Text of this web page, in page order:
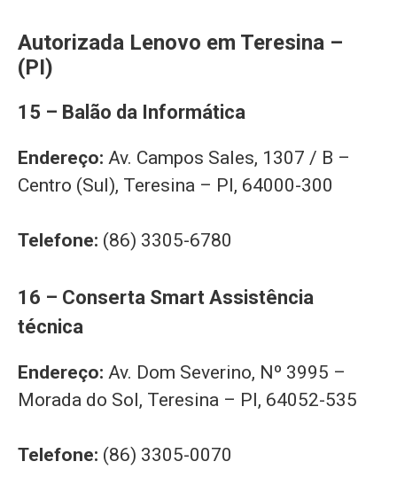
Autorizada Lenovo em Teresina –
(PI)
15 – Balão da Informática
Endereço: Av. Campos Sales, 1307 / B –
Centro (Sul), Teresina – PI, 64000-300
Telefone: (86) 3305-6780
16 – Conserta Smart Assistência
técnica
Endereço: Av. Dom Severino, Nº 3995 –
Morada do Sol, Teresina – PI, 64052-535
Telefone: (86) 3305-0070